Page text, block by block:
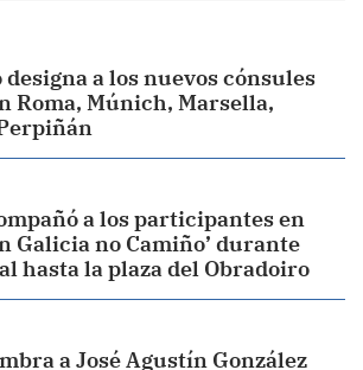
a los nuevos cónsules
Roma, Múnich, Marsella,
a los participantes en
Galicia no Camiño’ durante
hasta la plaza del Obradoiro
a José Agustín González